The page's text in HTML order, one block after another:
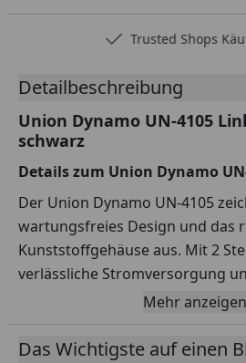
Trusted Shops
Detailbeschreibung
Union Dynamo UN-4105
schwarz
Details zum Union Dynamo
Der Union Dynamo UN-4105
wartungsfreies Design und das
Kunststoffgehäuse aus. Mit 2
verlässliche Stromversorgung
Auslösetaste ist dieser Dynamo
täglichen Einsatz.
Sicher und langlebig
Mehr anzeigen
Das Wichtigste auf einen